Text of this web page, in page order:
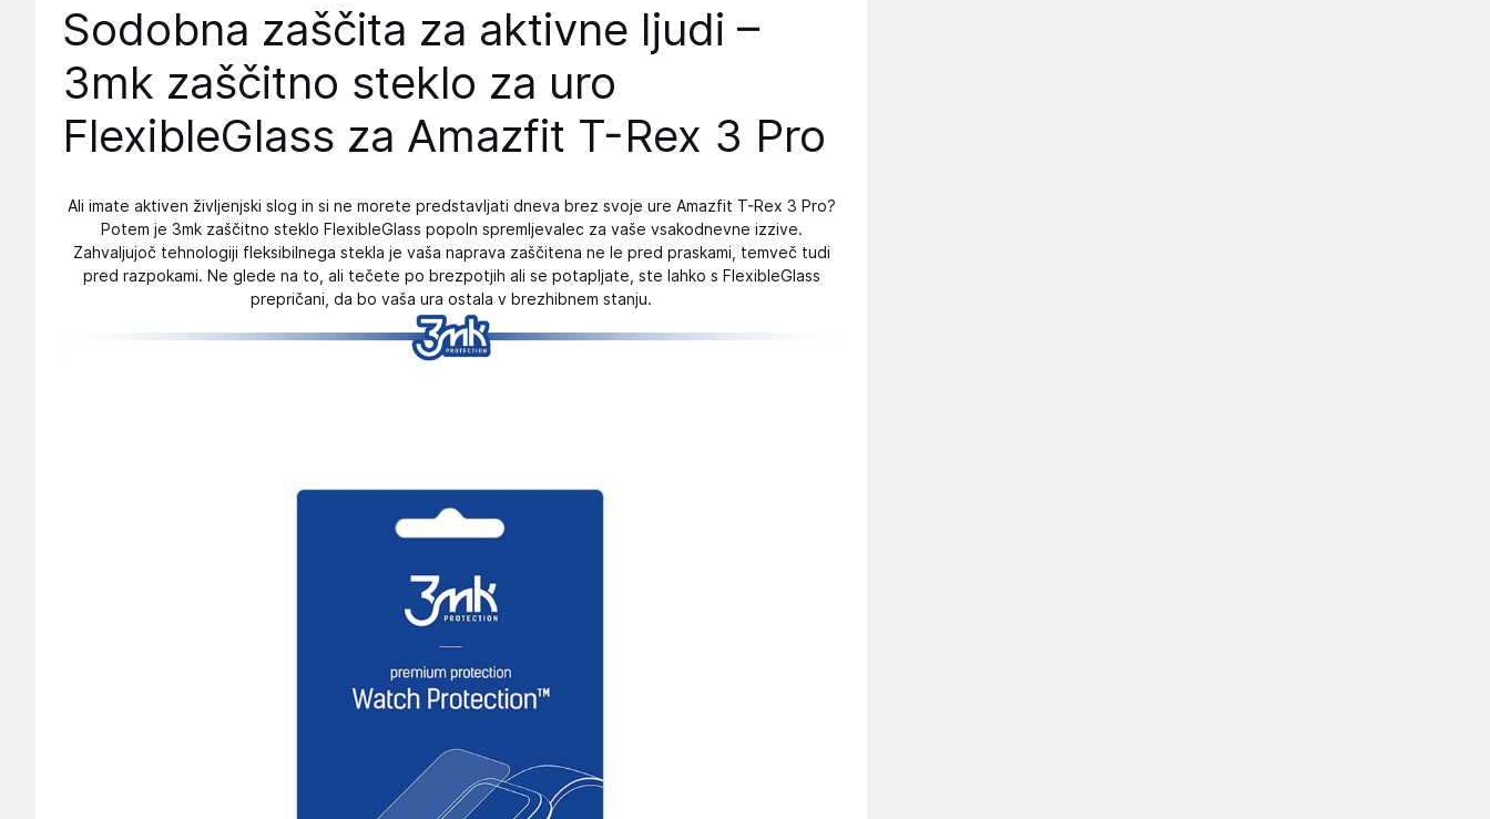
Sodobna zaščita za aktivne ljudi –
3mk zaščitno steklo za uro
FlexibleGlass za Amazfit T-Rex 3 Pro
Ali imate aktiven življenjski slog in si ne morete predstavljati dneva brez svoje ure Amazfit T-Rex 3 Pro?
Potem je 3mk zaščitno steklo FlexibleGlass popoln spremljevalec za vaše vsakodnevne izzive.
Zahvaljujoč tehnologiji fleksibilnega stekla je vaša naprava zaščitena ne le pred praskami, temveč tudi
pred razpokami. Ne glede na to, ali tečete po brezpotjih ali se potapljate, ste lahko s FlexibleGlass
prepričani, da bo vaša ura ostala v brezhibnem stanju.